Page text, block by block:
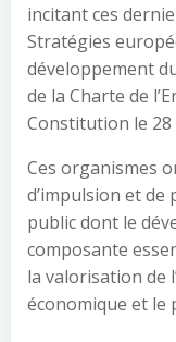
incitant ces
Stratégies
développement
de la Charte de
Constitution le 28
Ces organismes
d’impulsion et de
public dont le
composante
la valorisation de
économique et le